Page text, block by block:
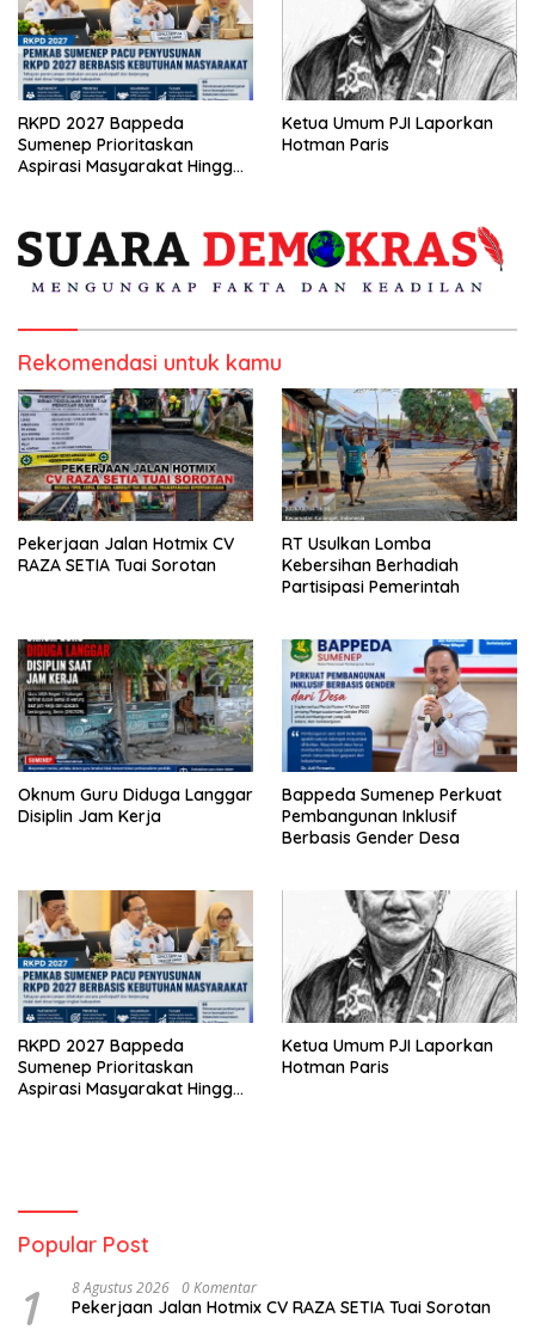
RKPD 2027 Bappeda
Sumenep Prioritaskan
Aspirasi Masyarakat Hingga
Ketua Umum PJI Laporkan
Hotman Paris
Rekomendasi untuk kamu
Pekerjaan Jalan Hotmix CV
RAZA SETIA Tuai Sorotan
RT Usulkan Lomba
Kebersihan Berhadiah
Partisipasi Pemerintah
Oknum Guru Diduga Langgar
Disiplin Jam Kerja
Bappeda Sumenep Perkuat
Pembangunan Inklusif
Berbasis Gender Desa
RKPD 2027 Bappeda
Sumenep Prioritaskan
Aspirasi Masyarakat Hingga
Ketua Umum PJI Laporkan
Hotman Paris
Popular Post
1 8 Agustus 2026 0 Komentar
Pekerjaan Jalan Hotmix CV RAZA SETIA Tuai Sorotan